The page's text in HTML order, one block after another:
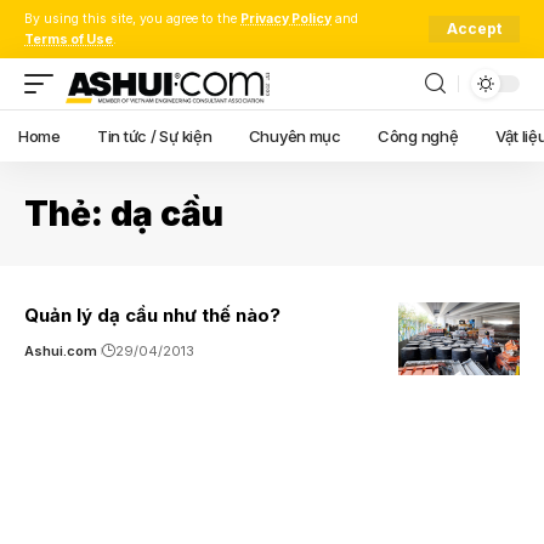
By using this site, you agree to the Privacy Policy and
Terms of Use.
Accept
Home Tin tức / Sự kiện Chuyên mục Công nghệ Vật
Thẻ: dạ cầu
Quản lý dạ cầu như thế nào?
Ashui.com 29/04/2013